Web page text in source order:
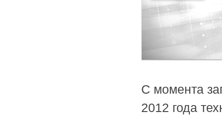
С момента
2012 года